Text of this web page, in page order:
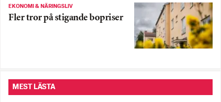
EKONOMI & NÄRINGSLIV
Fler tror på stigande bopriser
MEST LÄSTA